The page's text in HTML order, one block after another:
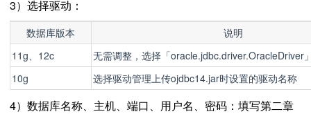
3）选择驱动：
数据库版本
说明
11g、12c
无需调整，选择「oracle.jdbc.driver.OracleDriver
10g
选择驱动管理上传ojdbc14.jar时设置的驱动名称
4）数据库名称、主机、端口、用户名、密码：填写第二章